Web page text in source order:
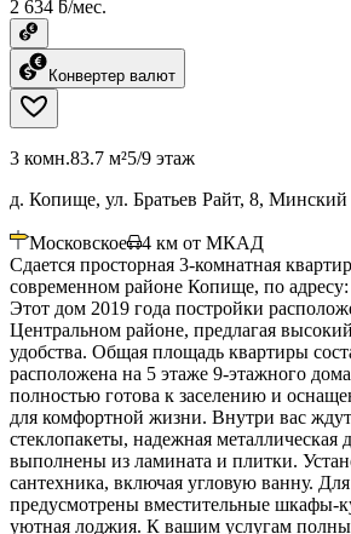
2 634 ƃ/мес.
Конвертер валют
3 комн.83.7 м²5/9 этаж
д. Копище, ул. Братьев Райт, 8,
Московское 4 км от МКАД
Сдается просторная 3-комнатная
современном районе Копище, по адресу:
Этот дом 2019 года постройки
Центральном районе, предлагая
удобства. Общая площадь квартиры
расположена на 5 этаже 9-этажного
полностью готова к заселению и
для комфортной жизни. Внутри вас
стеклопакеты, надежная металлическая
выполнены из ламината и плитки.
сантехника, включая угловую ванну.
предусмотрены вместительные шкафы-
уютная лоджия. К вашим услугам